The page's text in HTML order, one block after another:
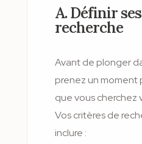
A. Définir
recherche
Avant de plonger
prenez un moment
que vous cherchez
Vos critères de
inclure :